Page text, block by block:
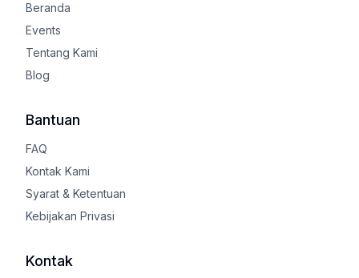
Beranda
Events
Tentang Kami
Blog
Bantuan
FAQ
Kontak Kami
Syarat & Ketentuan
Kebijakan Privasi
Kontak